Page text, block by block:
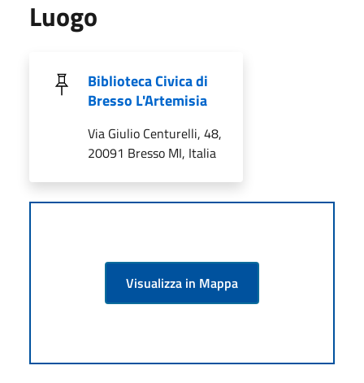
Luogo
Biblioteca Civica di
Bresso L'Artemisia
Via Giulio Centurelli, 48,
20091 Bresso MI, Italia
Visualizza in Mappa